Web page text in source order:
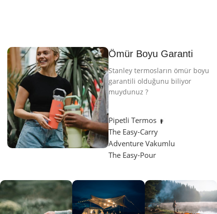
Ömür Boyu Garanti
Stanley termosların ömür boyu
garantili olduğunu biliyor
muydunuz ?
Pipetli Termos
The Easy-Carry
Adventure Vakumlu
The Easy-Pour